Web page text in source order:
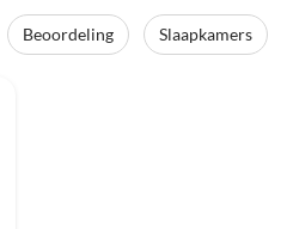
Beoordeling
Slaapkamers